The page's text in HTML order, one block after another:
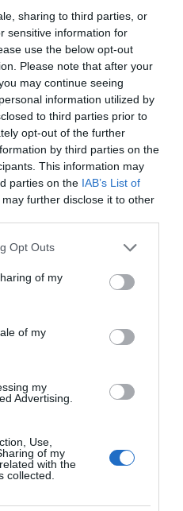
sharing to third parties, or
sensitive information for
use the below opt-out
Please note that after your
may continue seeing
information utilized by
to third parties prior to
opt-out of the further
by third parties on the
This information may
parties on the IAB’s List of
may further disclose it to other
uses one or more Google
behaviour. You may click to
and its third-party tags to
purposes in below Google
Opt Outs
of my
of my
my
Advertising.
Use,
of my
with the
collected.
του ΠΑΣΟΚ
του και στα
κοινωνία και
πραγματικής
δισεκατομμύρια
ο τρόπος που
Κοινωνικό,
μοντέλο παραμένουν
αναιμικές. Το
συναλλαγών
παραμένει εκεί,
Η
εκεί, κολλημένη, να
και κάθε Έλληνα στο
λογαριασμό. Όπως
ο μήνας
τελειώνει στις 20.
εχθρικό.
λογική, με 3 στις 4
απευθείας ανάθεση.
τους «δικούς μας»,